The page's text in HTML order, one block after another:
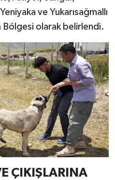
ve Yukarısağmallı
olarak belirlendi.
ÇIKIŞLARINA